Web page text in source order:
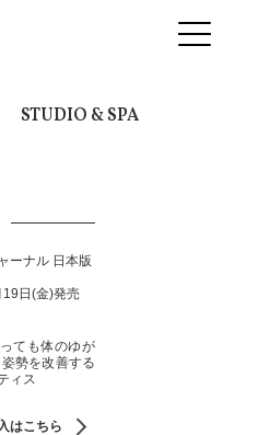
STUDIO & SPA
ーナル 日本版
日(金)発売
ても体のゆが
勢を改善する
ィス
はこちら